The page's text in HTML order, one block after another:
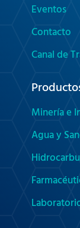
Eventos
Contacto
Canal de
Minería e
Agua y